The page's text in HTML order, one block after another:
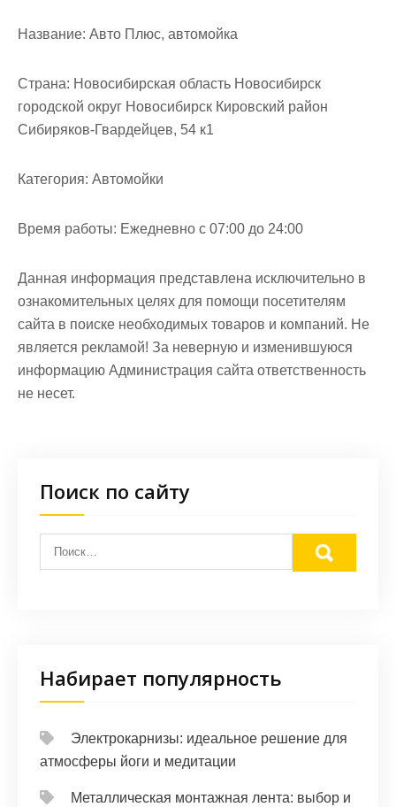
Название: Авто Плюс, автомойка
Страна: Новосибирская область Новосибирск
городской округ Новосибирск Кировский район
Сибиряков-Гвардейцев, 54 к1
Категория: Автомойки
Время работы: Ежедневно с 07:00 до 24:00
Данная информация представлена исключительно в
ознакомительных целях для помощи посетителям
сайта в поиске необходимых товаров и компаний. Не
является рекламой! За неверную и изменившуюся
информацию Администрация сайта ответственность
не несет.
Поиск по сайту
Набирает популярность
Электрокарнизы: идеальное решение для
атмосферы йоги и медитации
Металлическая монтажная лента: выбор и